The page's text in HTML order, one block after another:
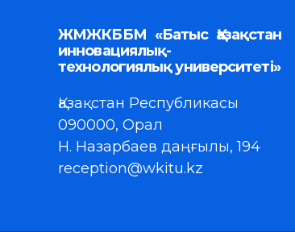
ЖМЖКББМ «Батыс Қазақстан
инновациялық-
технологиялық университеті»
Қазақстан Республикасы
090000, Орал
Н. Назарбаев даңғылы, 194
reception@wkitu.kz